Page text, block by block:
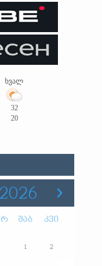
ხვალ
32
20
შაბ კვი
1 2